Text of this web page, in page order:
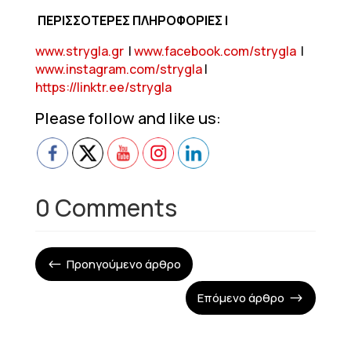
ΠΕΡΙΣΣΟΤΕΡΕΣ ΠΛΗΡΟΦΟΡΙΕΣ |
www.strygla.gr|www.facebook.com/strygla|
www.instagram.com/strygla|
https://linktr.ee/strygla
Please follow and like us:
0 Comments
# Προηγούμενο άρθρο
Επόμενο άρθρο $